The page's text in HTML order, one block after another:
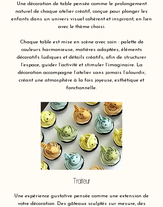
Une décoration de table pensée comme le prolongement
naturel de chaque atelier créatif, conçue pour plonger les
enfants dans un univers visuel cohérent et inspirant, en lien
avec le thème choisi.
Chaque table est mise en scène avec soin : palette de
couleurs harmonieuse, matières adaptées, éléments
décoratifs ludiques et détails créatifs, afin de structurer
l’espace, guider l’activité et stimuler l’imaginaire. La
décoration accompagne l’atelier sans jamais l’alourdir,
créant une atmosphère à la fois joyeuse, esthétique et
fonctionnelle.
Traiteur
Une expérience gustative pensée comme une extension de
votre décoration. Des gâteaux sculptés sur mesure, des